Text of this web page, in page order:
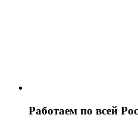
Работаем по всей